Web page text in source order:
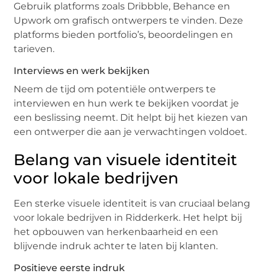
Gebruik platforms zoals Dribbble, Behance en
Upwork om grafisch ontwerpers te vinden. Deze
platforms bieden portfolio’s, beoordelingen en
tarieven.
Interviews en werk bekijken
Neem de tijd om potentiële ontwerpers te
interviewen en hun werk te bekijken voordat je
een beslissing neemt. Dit helpt bij het kiezen van
een ontwerper die aan je verwachtingen voldoet.
Belang van visuele identiteit
voor lokale bedrijven
Een sterke visuele identiteit is van cruciaal belang
voor lokale bedrijven in Ridderkerk. Het helpt bij
het opbouwen van herkenbaarheid en een
blijvende indruk achter te laten bij klanten.
Positieve eerste indruk